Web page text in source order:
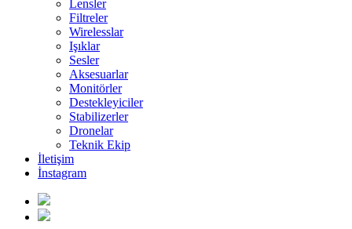
Lensler
Filtreler
Wirelesslar
Işıklar
Sesler
Aksesuarlar
Monitörler
Destekleyiciler
Stabilizerler
Dronelar
Teknik Ekip
İletişim
İnstagram